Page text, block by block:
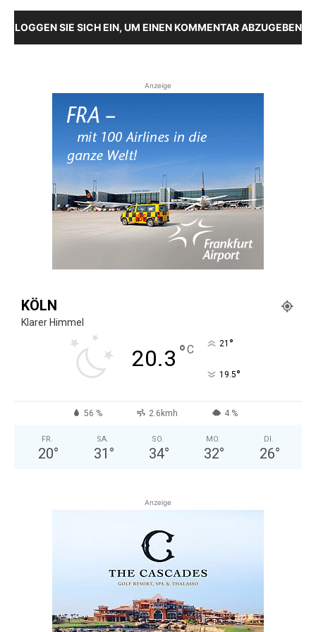
LOGGEN SIE SICH EIN, UM EINEN KOMMENTAR ABZUGEBEN
Anzeige
KÖLN
Klarer Himmel
20.3 °C 21 °
19.5°
56 % 2.6kmh 4 %
FR.
20°
SA.
31 °
SO.
34°
MO.
32°
DI.
26°
Anzeige